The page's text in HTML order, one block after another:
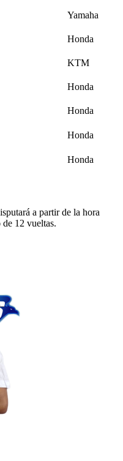
Yamaha
Honda
KTM
Honda
Honda
Honda
Honda
a partir de la hora
12 vueltas.